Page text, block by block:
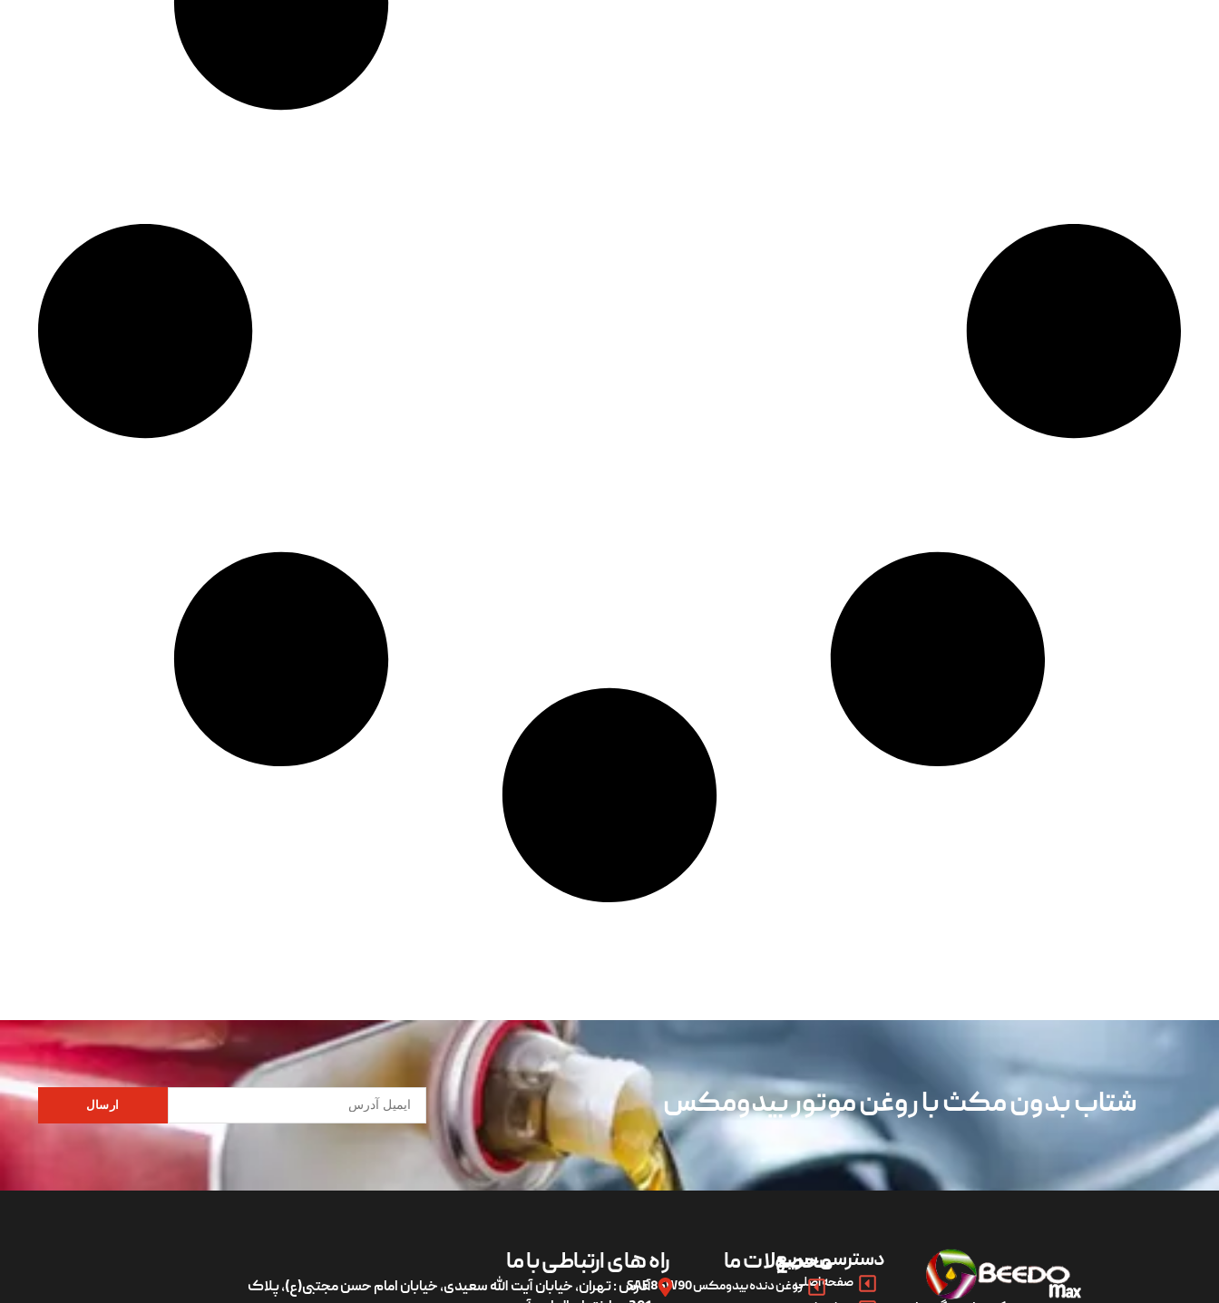
شتاب بدون مکث با روغن موتور بیدومکس ارسال
دسترسی سریع
صفحه اصلی
محصولات ما
روغن دنده بیدومکس SAE 85W90
راه های ارتباطی با ما
آدرس : تهران، خیابان آیت الله سعیدی، خیابان امام حسن مجتبی(ع)، پلاک